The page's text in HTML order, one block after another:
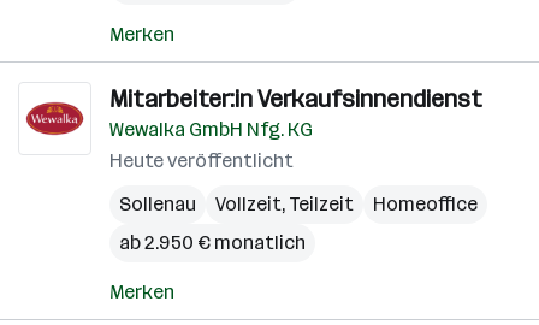
Merken
Mitarbeiter:in Verkaufsinnendienst
Wewalka GmbH Nfg. KG
Heute veröffentlicht
Sollenau
Vollzeit, Teilzeit
Homeoffice
ab 2.950 € monatlich
Merken